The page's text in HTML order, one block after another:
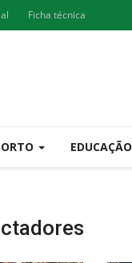
Ficha técnica
EDUCAÇÃO